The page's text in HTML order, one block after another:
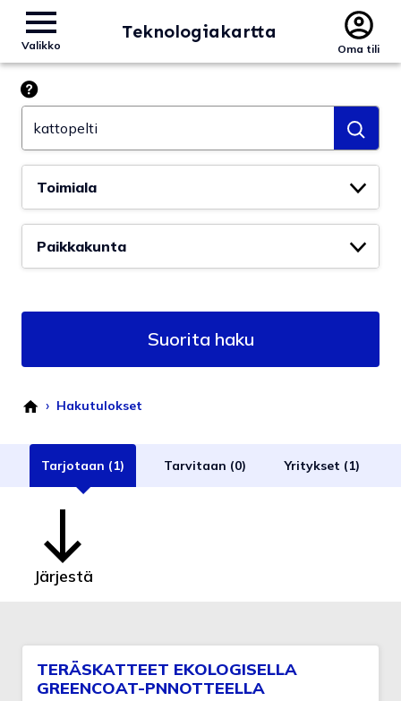
Valikko
Teknologiakartta
Oma tili
Suorita haku
› Hakutulokset
Tarjotaan (1) Tarvitaan (0) Yritykset (1)
Järjestä
TERÄSKATTEET EKOLOGISELLA
GREENCOAT-PNNOTTEELLA